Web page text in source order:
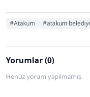
#Atakum #atakum
Yorumlar (0)
Henüz yorum yapılmamış.